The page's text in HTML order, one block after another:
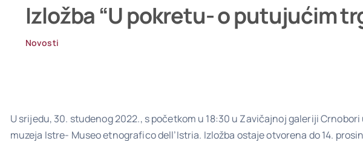
Izložba “U pokretu- o putujućim
Novosti
U srijedu, 30. studenog 2022., s početkom u 18:30 u Zavičajnoj galeriji
muzeja Istre- Museo etnografico dell’Istria. Izložba ostaje otvorena do 14.